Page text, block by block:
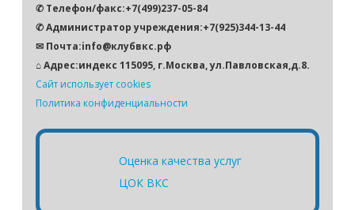
✆ Телефон/факс:+7(499)237-05-84
✆ Администратор учреждения:+7(925)344-13-44
✉ Почта:info@клубвкс.рф
⌂ Адрес:индекс 115095, г.Москва, ул.Павловская,д.8.
Сайт использует cookies
Политика конфиденциальности
Оценка качества услуг
ЦОК ВКС